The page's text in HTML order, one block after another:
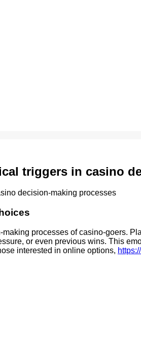
triggers in casino
decision-making processes
processes of casino-goers.
or even previous wins. This
interested in online options,